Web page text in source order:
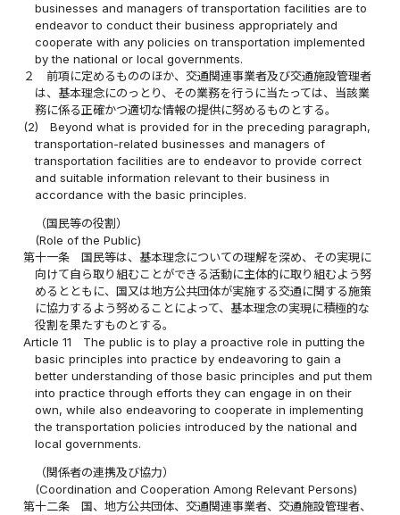
businesses and managers of transportation facilities are to
endeavor to conduct their business appropriately and
cooperate with any policies on transportation implemented
by the national or local governments.
２
前項に定めるもののほか、交通関連事業者及び交通施設管理者
は、基本理念にのっとり、その業務を行うに当たっては、当該業
務に係る正確かつ適切な情報の提供に努めるものとする。
(2)
Beyond what is provided for in the preceding paragraph,
transportation-related businesses and managers of
transportation facilities are to endeavor to provide correct
and suitable information relevant to their business in
accordance with the basic principles.
（国民等の役割）
(Role of the Public)
第十一条
国民等は、基本理念についての理解を深め、その実現に
向けて自ら取り組むことができる活動に主体的に取り組むよう努
めるとともに、国又は地方公共団体が実施する交通に関する施策
に協力するよう努めることによって、基本理念の実現に積極的な
役割を果たすものとする。
Article 11
The public is to play a proactive role in putting the
basic principles into practice by endeavoring to gain a
better understanding of those basic principles and put them
into practice through efforts they can engage in on their
own, while also endeavoring to cooperate in implementing
the transportation policies introduced by the national and
local governments.
（関係者の連携及び協力）
(Coordination and Cooperation Among Relevant Persons)
第十二条
国、地方公共団体、交通関連事業者、交通施設管理者、